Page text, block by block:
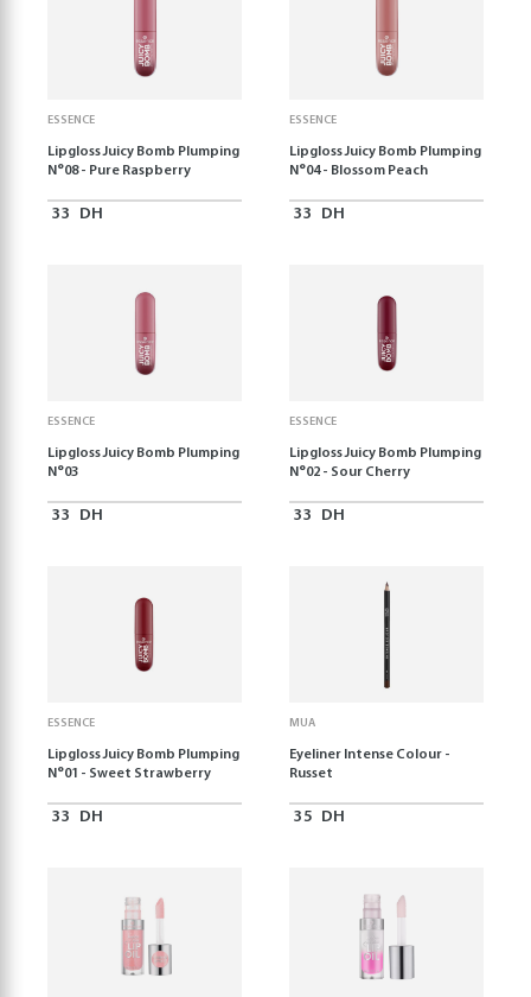
ESSENCE
Lipgloss Juicy Bomb Plumping
N°08 - Pure Raspberry
33 DH
ESSENCE
Lipgloss Juicy Bomb Plumping
N°04 - Blossom Peach
33 DH
ESSENCE
Lipgloss Juicy Bomb Plumping
N°03
33 DH
ESSENCE
Lipgloss Juicy Bomb Plumping
N°02 - Sour Cherry
33 DH
ESSENCE
Lipgloss Juicy Bomb Plumping
N°01 - Sweet Strawberry
33 DH
MUA
Eyeliner Intense Colour -
Russet
35 DH